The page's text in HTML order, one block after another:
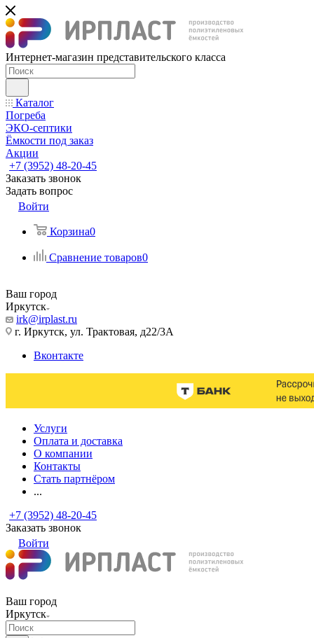
Интернет-магазин представительского класса
Каталог
Погреба
ЭКО-септики
Ёмкости под заказ
Акции
+7 (3952) 48-20-45
Заказать звонок
Задать вопрос
Войти
Корзина0
Сравнение товаров0
Ваш город
Иркутск
irk@irplast.ru
г. Иркутск, ул. Трактовая, д22/3А
Вконтакте
Услуги
Оплата и доставка
О компании
Контакты
Стать партнёром
...
+7 (3952) 48-20-45
Заказать звонок
Войти
Ваш город
Иркутск